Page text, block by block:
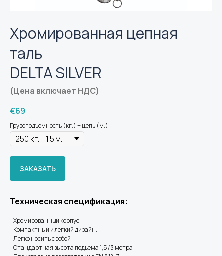
Хромированная цепная
таль
DELTA SILVER
(Цена включает НДС)
€69
Грузоподъемность (кг.) + цепь (м.)
ЗАКАЗАТЬ
Техническая спецификация:
- Хромированный корпус
- Компактный и легкий дизайн.
- Легко носить с собой
- Стандартная высота подъема 1,5 / 3 метра